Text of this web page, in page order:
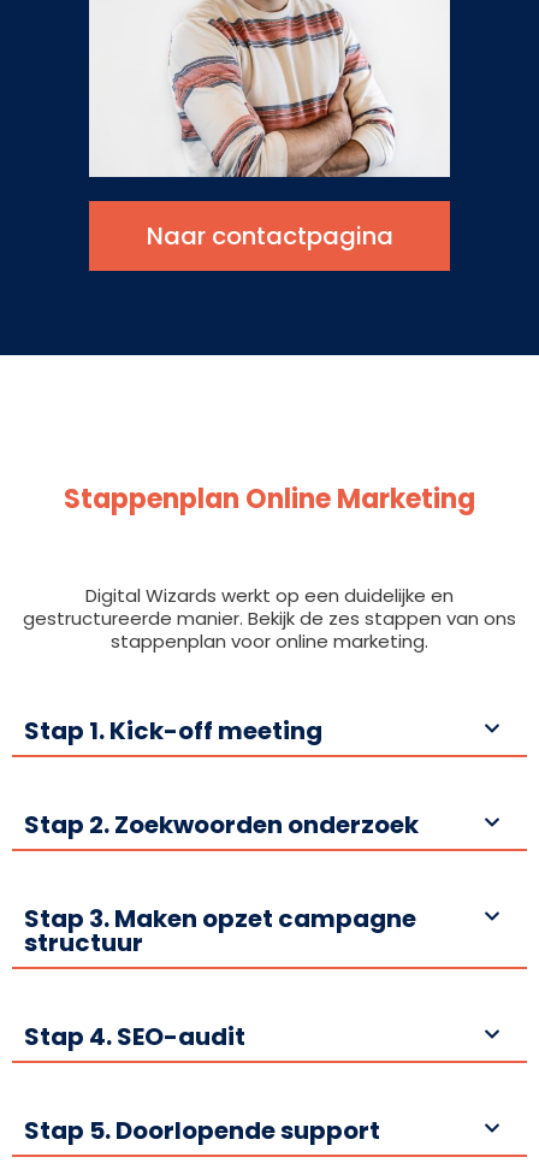
Naar contactpagina
Stappenplan Online Marketing
Digital Wizards werkt op een duidelijke en
gestructureerde manier. Bekijk de zes stappen van ons
stappenplan voor online marketing.
Stap 1. Kick-off meeting
Stap 2. Zoekwoorden onderzoek
Stap 3. Maken opzet campagne
structuur
Stap 4. SEO-audit
Stap 5. Doorlopende support